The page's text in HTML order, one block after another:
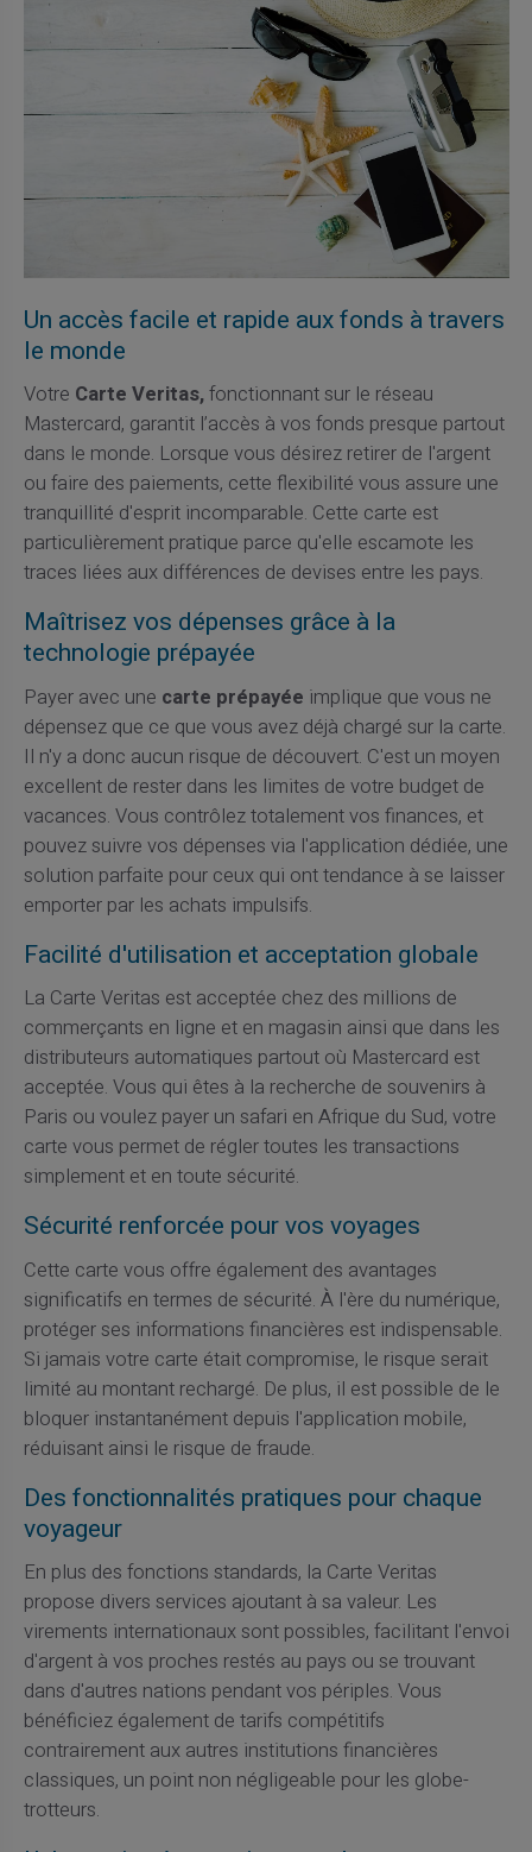
Un accès facile et rapide aux fonds à travers
le monde
Votre Carte Veritas,fonctionnant sur le réseau
Mastercard, garantit l’accès à vos fonds presque partout
dans le monde. Lorsque vous désirez retirer de l'argent
ou faire des paiements, cette flexibilité vous assure une
tranquillité d'esprit incomparable. Cette carte est
particulièrement pratique parce qu'elle escamote les
traces liées aux différences de devises entre les pays.
Maîtrisez vos dépenses grâce à la
technologie prépayée
Payer avec une carte prépayée implique que vous ne
dépensez que ce que vous avez déjà chargé sur la carte.
Il n'y a donc aucun risque de découvert. C'est un moyen
excellent de rester dans les limites de votre budget de
vacances. Vous contrôlez totalement vos finances, et
pouvez suivre vos dépenses via l'application dédiée, une
solution parfaite pour ceux qui ont tendance à se laisser
emporter par les achats impulsifs.
Facilité d'utilisation et acceptation globale
La Carte Veritas est acceptée chez des millions de
commerçants en ligne et en magasin ainsi que dans les
distributeurs automatiques partout où Mastercard est
acceptée. Vous qui êtes à la recherche de souvenirs à
Paris ou voulez payer un safari en Afrique du Sud, votre
carte vous permet de régler toutes les transactions
simplement et en toute sécurité.
Sécurité renforcée pour vos voyages
Cette carte vous offre également des avantages
significatifs en termes de sécurité. À l'ère du numérique,
protéger ses informations financières est indispensable.
Si jamais votre carte était compromise, le risque serait
limité au montant rechargé. De plus, il est possible de le
bloquer instantanément depuis l'application mobile,
réduisant ainsi le risque de fraude.
Des fonctionnalités pratiques pour chaque
voyageur
En plus des fonctions standards, la Carte Veritas
propose divers services ajoutant à sa valeur. Les
virements internationaux sont possibles, facilitant l'envoi
d'argent à vos proches restés au pays ou se trouvant
dans d'autres nations pendant vos périples. Vous
bénéficiez également de tarifs compétitifs
contrairement aux autres institutions financières
classiques, un point non négligeable pour les globe-
trotteurs.